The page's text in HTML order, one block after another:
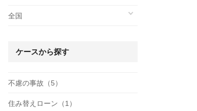
全国
ケースから探す
不慮の事故（5）
住み替えローン（1）